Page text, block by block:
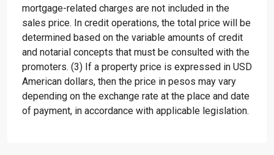
mortgage-related charges are not included in the
sales price. In credit operations, the total price will be
determined based on the variable amounts of credit
and notarial concepts that must be consulted with the
promoters. (3) If a property price is expressed in USD
American dollars, then the price in pesos may vary
depending on the exchange rate at the place and date
of payment, in accordance with applicable legislation.